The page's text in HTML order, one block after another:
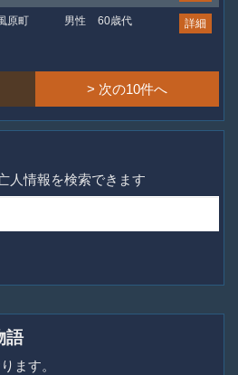
原町 男性 60歳代 詳細
> 次の10件へ
人情報を検索できます
語
ます。